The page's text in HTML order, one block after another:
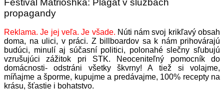
Festival Matrioshka: Plagát v službách
propagandy
Reklama. Je jej veľa. Je všade. Núti nám svoj krikľavý obsah
doma, na ulici, v práci. Z billboardov sa k nám prihovárajú
budúci, minulí aj súčasní politici, polonahé slečny sľubujú
vzrušujúci zážitok pri STK. Neoceniteľný pomocník do
domácnosti- odstráni všetky škvrny! A tiež si volajme,
míňajme a šporme, kupujme a predávajme, 100% recepty na
krásu, šťastie i bohatstvo.